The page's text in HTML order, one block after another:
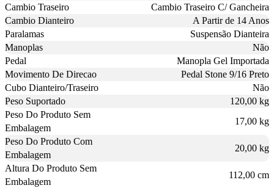
Cambio Traseiro
Cambio Traseiro C/ Gancheira
Cambio Dianteiro
A Partir de 14 Anos
Paralamas
Suspensão Dianteira
Manoplas
Não
Pedal
Manopla Gel Importada
Movimento De Direcao
Pedal Stone 9/16 Preto
Cubo Dianteiro/Traseiro
Não
Peso Suportado
120,00 kg
Peso Do Produto Sem
Embalagem
17,00 kg
Peso Do Produto Com
Embalagem
20,00 kg
Altura Do Produto Sem
Embalagem
112,00 cm